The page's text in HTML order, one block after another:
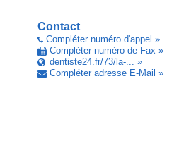
Contact
Compléter numéro d'appel »
Compléter numéro de Fax »
dentiste24.fr/73/la-... »
Compléter adresse E-Mail »